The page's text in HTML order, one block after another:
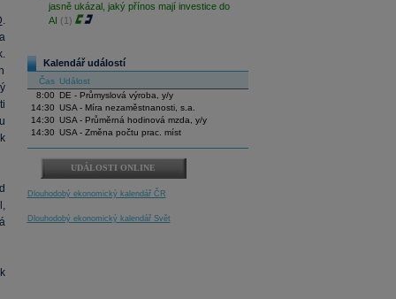
.
jasně ukázal, jaký přínos mají investice do
AI (1)
Kalendář událostí
Čas Událost
8:00
DE - Průmyslová výroba, y/y
14:30 USA - Míra nezaměstnanosti, s.a.
14:30 USA - Průměrná hodinová mzda, y/y
14:30 USA - Změna počtu prac. míst
UDÁLOSTI ONLINE
Dlouhodobý ekonomický kalendář ČR
Dlouhodobý ekonomický kalendář Svět